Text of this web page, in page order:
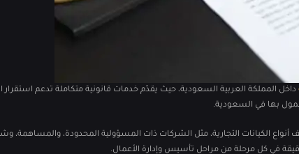
داخل المملكة العربية السعودية، حيث يقدّم خدمات قانونية متكاملة تدعم استقرار
بها في السعودية.
الكيانات التجارية، مثل الشركات ذات المسؤولية المحدودة، والمساهمة،
في كل مرحلة من مراحل تأسيس وإدارة الأعمال.